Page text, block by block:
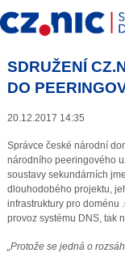
SDRUŽENÍ
DO
20.12.2017 14:35
Správce české národní
národního peeringového
soustavy sekundárních
dlouhodobého projektu,
infrastruktury pro doménu
provoz systému DNS, tak
„Protože se jedná o